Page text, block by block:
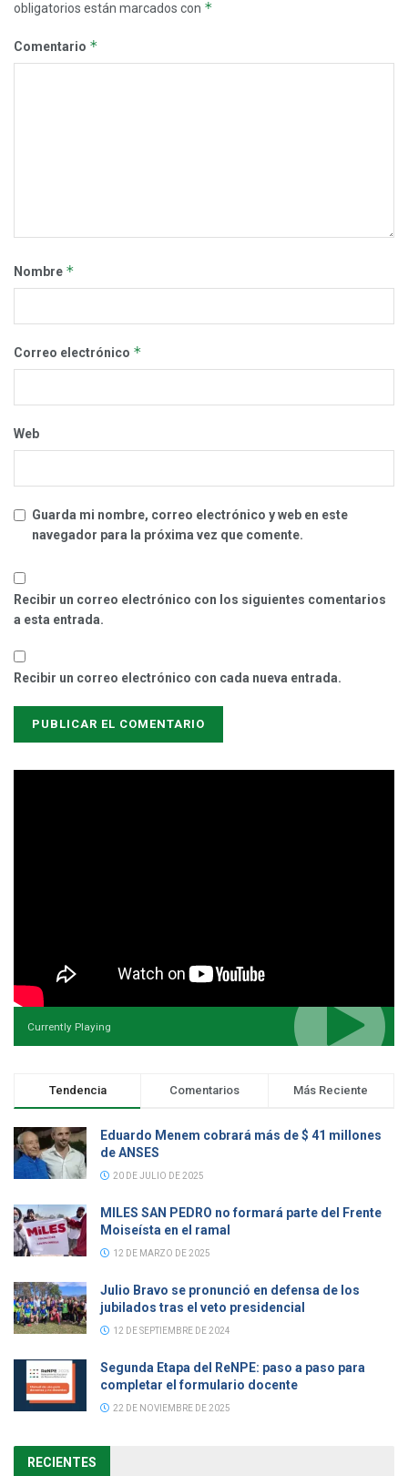
obligatorios están marcados con *
Comentario *
Nombre *
Correo electrónico *
Web
Guarda mi nombre, correo electrónico y web en este
navegador para la próxima vez que comente.
Recibir un correo electrónico con los siguientes comentarios
a esta entrada.
Recibir un correo electrónico con cada nueva entrada.
Currently Playing
Tendencia Comentarios Más Reciente
Eduardo Menem cobrará más de $ 41 millones
de ANSES
20 DE JULIO DE 2025
MILES SAN PEDRO no formará parte del Frente
Moiseísta en el ramal
12 DE MARZO DE 2025
Julio Bravo se pronunció en defensa de los
jubilados tras el veto presidencial
12 DE SEPTIEMBRE DE 2024
Segunda Etapa del ReNPE: paso a paso para
completar el formulario docente
22 DE NOVIEMBRE DE 2025
RECIENTES